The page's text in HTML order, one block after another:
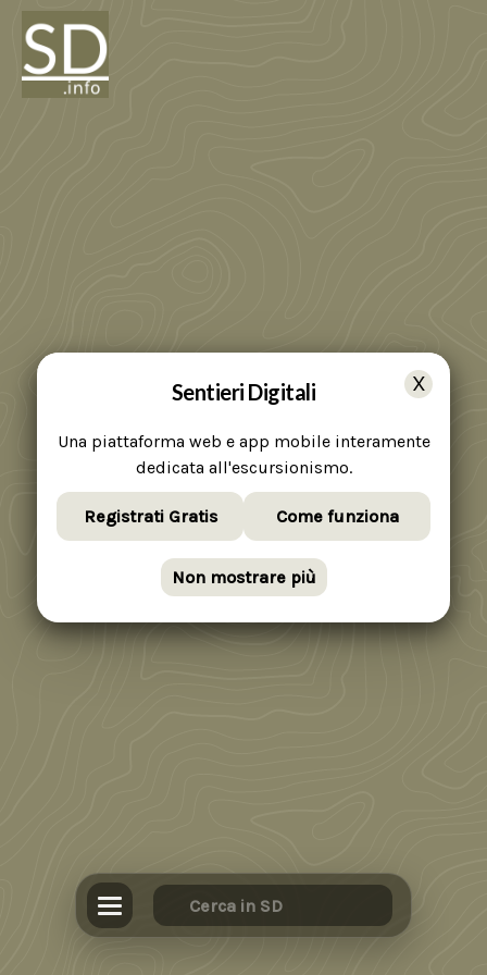
Sentieri Digitali
Una piattaforma web e app mobile interamente
dedicata all'escursionismo.
Registrati Gratis Come funziona
Non mostrare più